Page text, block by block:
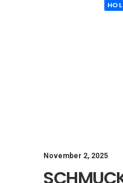
November 2, 2025